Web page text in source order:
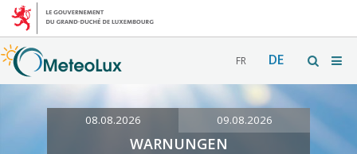
FR DE
08.08.2026 09.08.2026
WARNUNGEN